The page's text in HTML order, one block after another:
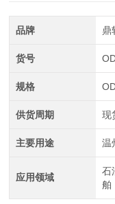
品牌 鼎
货号
规格
供货周期 现
主要用途 温
应用领域
石
舶